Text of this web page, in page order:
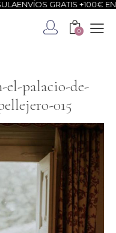
ENVÍOS GRATIS +100€ EN
0
el-palacio-de-
015